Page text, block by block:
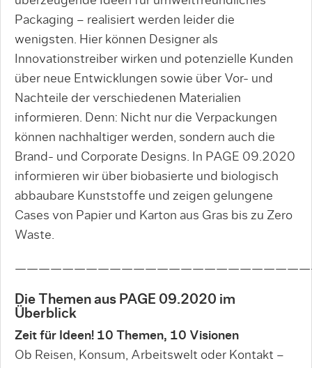
Packaging – realisiert werden leider die
wenigsten. Hier können Designer als
Innovationstreiber wirken und potenzielle Kunden
über neue Entwicklungen sowie über Vor- und
Nachteile der verschiedenen Materialien
informieren. Denn: Nicht nur die Verpackungen
können nachhaltiger werden, sondern auch die
Brand- und Corporate Designs. In PAGE 09.2020
informieren wir über biobasierte und biologisch
abbaubare Kunststoffe und zeigen gelungene
Cases von Papier und Karton aus Gras bis zu Zero
Waste.
Die Themen aus PAGE 09.2020 im
Überblick
Zeit für Ideen! 10 Themen, 10 Visionen
Ob Reisen, Konsum, Arbeitswelt oder Kontakt –